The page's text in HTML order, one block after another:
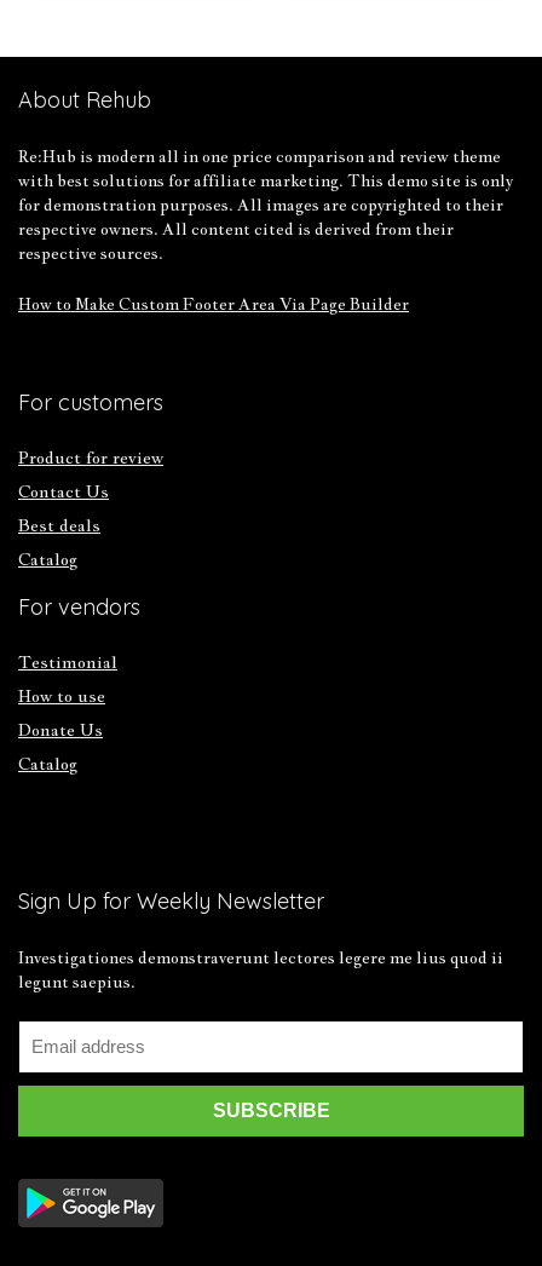
About Rehub
Re:Hub is modern all in one price comparison and review theme
with best solutions for affiliate marketing. This demo site is only
for demonstration purposes. All images are copyrighted to their
respective owners. All content cited is derived from their
respective sources.
How to Make Custom Footer Area Via Page Builder
For customers
Product for review
Contact Us
Best deals
Catalog
For vendors
Testimonial
How to use
Donate Us
Catalog
Sign Up for Weekly Newsletter
Investigationes demonstraverunt lectores legere me lius quod ii
legunt saepius.